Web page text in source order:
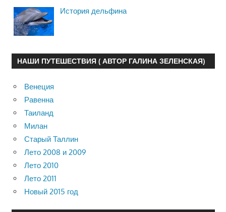
История дельфина
НАШИ ПУТЕШЕСТВИЯ ( АВТОР ГАЛИНА ЗЕЛЕНСКАЯ)
Венеция
Равенна
Таиланд
Милан
Старый Таллин
Лето 2008 и 2009
Лето 2010
Лето 2011
Новый 2015 год